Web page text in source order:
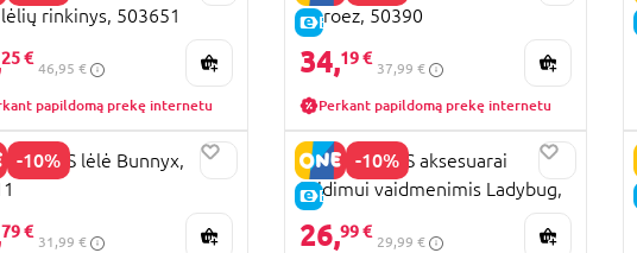
rinkinys, 503651
25 €
46,95 €
papildomą prekę internetu
E-KAINA
Heroez, 50390
34,19 €
37,99 €
Perkant papildomą prekę internetu
-10%
lėlė Bunnyx,
79 €
31,99 €
-10%
E-KAINA
MIRACULOUS aksesuarai
žaidimui vaidmenimis Ladybug,
50614
26,99 €
29,99 €